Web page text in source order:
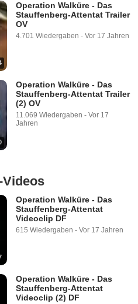
Operation Walküre - Das
Stauffenberg-Attentat Trailer
OV
4.701 Wiedergaben - Vor 17 Jahren
Operation Walküre - Das
Stauffenberg-Attentat Trailer
(2) OV
11.069 Wiedergaben - Vor 17
Jahren
Operation Walküre - Das
Stauffenberg-Attentat
Videoclip DF
615 Wiedergaben - Vor 17 Jahren
Operation Walküre - Das
Stauffenberg-Attentat
Videoclip (2) DF